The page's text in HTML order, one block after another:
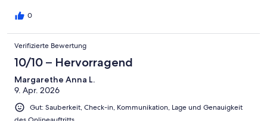
0
Verifizierte Bewertung
10/10 – Hervorragend
Margarethe Anna L.
9. Apr. 2026
Gut: Sauberkeit, Check-in, Kommunikation, Lage und Genauigkeit